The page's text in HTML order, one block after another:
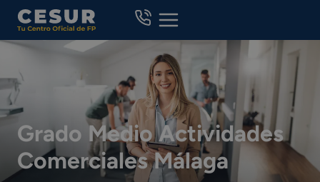
Skip
content
Grado Medio Actividades
Comerciales Málaga